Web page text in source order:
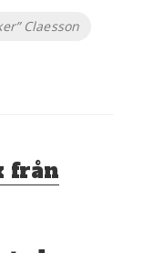
Claesson
från